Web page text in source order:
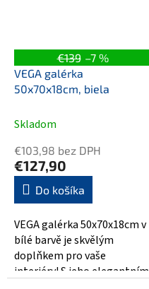
€139 –7 %
VEGA galérka
50x70x18cm, biela
Skladom
€103,98 bez DPH
€127,90
Do košíka
VEGA galérka 50x70x18cm v
bílé barvě je skvělým
doplňkem pro vaše
interiéry! S jeho elegantním